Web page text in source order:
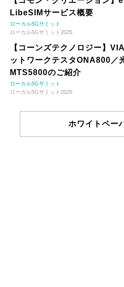
LibeSIMサービス概要
ローカル5Gサミット
ローカル5Gサミット2025
【コーンズテクノロジー】
ットワークテスタONA800／
MTS5800のご紹介
ローカル5Gサミット
ローカル5Gサミット2025
ホワイトペー